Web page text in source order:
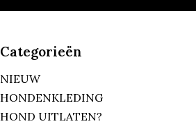
Categorieën
NIEUW
HONDENKLEDING
HOND UITLATEN?